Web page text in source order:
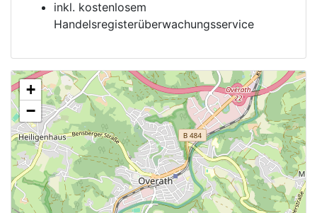
inkl. kostenlosem
Handelsregisterüberwachungsservice
+
−